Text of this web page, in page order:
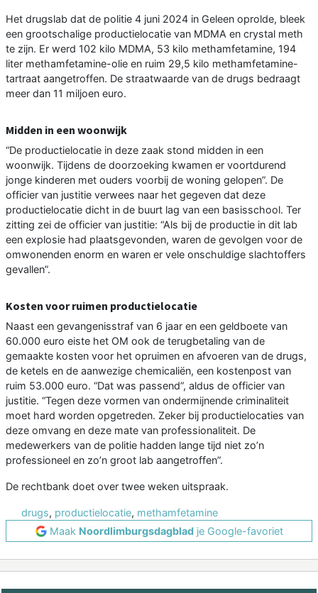
Het drugslab dat de politie 4 juni 2024 in Geleen oprolde, bleek
een grootschalige productielocatie van MDMA en crystal meth
te zijn. Er werd 102 kilo MDMA, 53 kilo methamfetamine, 194
liter methamfetamine-olie en ruim 29,5 kilo methamfetamine-
tartraat aangetroffen. De straatwaarde van de drugs bedraagt
meer dan 11 miljoen euro.
Midden in een woonwijk
“De productielocatie in deze zaak stond midden in een
woonwijk. Tijdens de doorzoeking kwamen er voortdurend
jonge kinderen met ouders voorbij de woning gelopen”. De
officier van justitie verwees naar het gegeven dat deze
productielocatie dicht in de buurt lag van een basisschool. Ter
zitting zei de officier van justitie: “Als bij de productie in dit lab
een explosie had plaatsgevonden, waren de gevolgen voor de
omwonenden enorm en waren er vele onschuldige slachtoffers
gevallen”.
Kosten voor ruimen productielocatie
Naast een gevangenisstraf van 6 jaar en een geldboete van
60.000 euro eiste het OM ook de terugbetaling van de
gemaakte kosten voor het opruimen en afvoeren van de drugs,
de ketels en de aanwezige chemicaliën, een kostenpost van
ruim 53.000 euro. “Dat was passend”, aldus de officier van
justitie. “Tegen deze vormen van ondermijnende criminaliteit
moet hard worden opgetreden. Zeker bij productielocaties van
deze omvang en deze mate van professionaliteit. De
medewerkers van de politie hadden lange tijd niet zo’n
professioneel en zo’n groot lab aangetroffen”.
De rechtbank doet over twee weken uitspraak.
drugs, productielocatie, methamfetamine
Maak Noordlimburgsdagbladje Google-favoriet